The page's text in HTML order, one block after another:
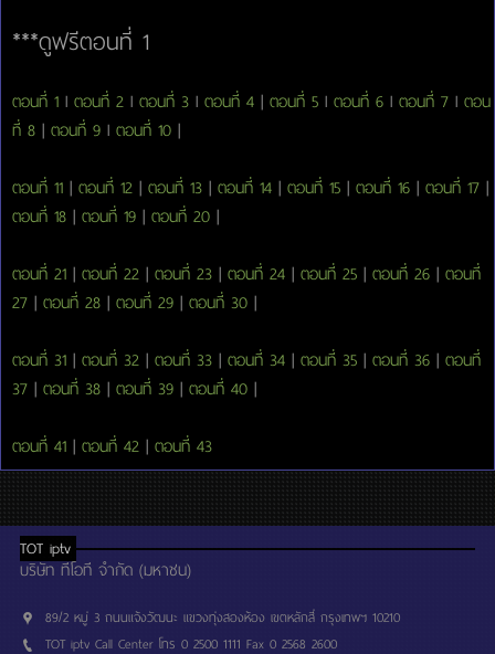
***ดูฟรีตอนที่ 1
ตอนที่ 1 l ตอนที่ 2 l ตอนที่ 3 l ตอนที่ 4 | ตอนที่ 5 l ตอนที่ 6 l ตอนที่ 7 l ตอน
ที่ 8 | ตอนที่ 9 l ตอนที่ 10 |
ตอนที่ 11 | ตอนที่ 12 | ตอนที่ 13 | ตอนที่ 14 | ตอนที่ 15 | ตอนที่ 16 | ตอนที่ 17 |
ตอนที่ 18 | ตอนที่ 19 | ตอนที่ 20 |
ตอนที่ 21 | ตอนที่ 22 | ตอนที่ 23 | ตอนที่ 24 | ตอนที่ 25 | ตอนที่ 26 | ตอนที่
27 | ตอนที่ 28 | ตอนที่ 29 | ตอนที่ 30 |
ตอนที่ 31 | ตอนที่ 32 | ตอนที่ 33 | ตอนที่ 34 | ตอนที่ 35 | ตอนที่ 36 | ตอนที่
37 | ตอนที่ 38 | ตอนที่ 39 | ตอนที่ 40 |
ตอนที่ 41 | ตอนที่ 42 | ตอนที่ 43
TOT iptv
บริษัท ทีโอที จำกัด (มหาชน)
89/2 หมู่ 3 ถนนแจ้งวัฒนะ แขวงทุ่งสองห้อง เขตหลักสี่ กรุงเทพฯ 10210
TOT iptv Call Center โทร 0 2500 1111 Fax 0 2568 2600